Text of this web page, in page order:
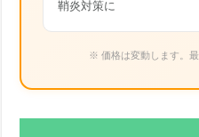
鞘炎対策に
※ 価格は変動します。